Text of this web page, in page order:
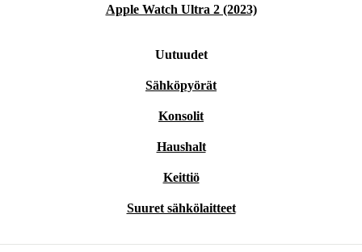
Apple Watch Ultra 2 (2023)
Uutuudet
Sähköpyörät
Konsolit
Haushalt
Keittiö
Suuret sähkölaitteet